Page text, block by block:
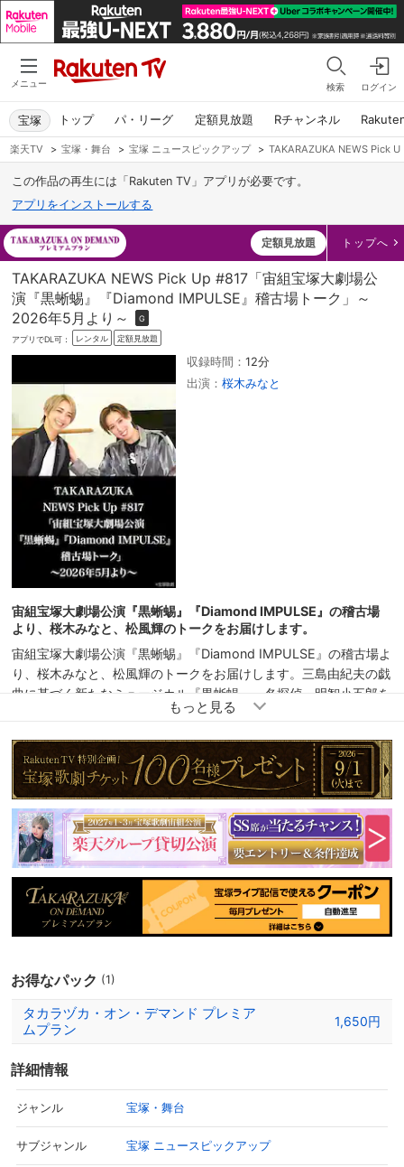
メニュー 検索 ログイン
トップ パ・リーグ 定額見放題 Rチャンネル
宝塚
楽天TV > 宝塚・舞台 > 宝塚 ニュースピックアップ > TAKARAZUKA NEWS Pick
この作品の再生には「Rakuten TV」アプリが必要です。
アプリをインストールする
定額見放題 トップへ
TAKARAZUKA NEWS Pick Up #817「宙組宝塚大劇場公
演『黒蜥蜴』『Diamond IMPULSE』稽古場トーク」～
2026年5月より～
G
アプリでDL可： レンタル 定額見放題
収録時間：12分
出演：桜木みなと
宙組宝塚大劇場公演『黒蜥蜴』『Diamond IMPULSE』の稽古場
より、桜木みなと、松風輝のトークをお届けします。
宙組宝塚大劇場公演『黒蜥蜴』『Diamond IMPULSE』の稽古場よ
り、桜木みなと、松風輝のトークをお届けします。三島由紀夫の戯
曲に基づく新たなミュージカル『黒蜥蜴』、名探偵・明智小五郎を
演じる桜木は、春乃演じる怪盗・黒蜥蜴との息詰まる攻防戦が魅力
「これ以上は話せない…続きは見てのお楽しみ！」ということで、
観劇が待ち遠しくなります。続くショー『Diamond IMPULSE』
は、大人数でのストーリー仕立ての場面や、11分間という大迫力の
中詰めなど見どころ満載。112期生初舞台ロケットの話題では、松
風が本公演で卒業ということもあり、卒業生と初舞台生の「繋が
り」を感慨深げに語ります。公演が楽しみになるトークをどうぞお
楽しみください！
お得なパック (1)
タカラヅカ・オン・デマンド プレミア
ムプラン
1,650円
詳細情報
ジャンル 宝塚・舞台
サブジャンル 宝塚 ニュースピックアップ